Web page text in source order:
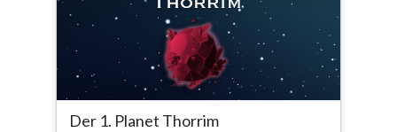
Der 1. Planet Thorrim